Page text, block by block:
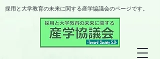
​採用と大学教育の未来に関する産学協議会のページです。